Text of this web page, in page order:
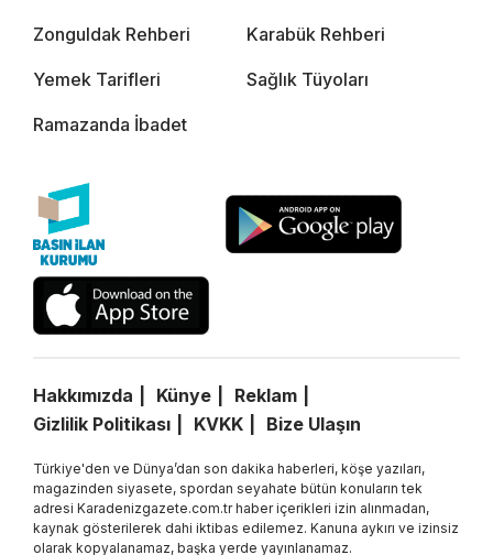
Zonguldak Rehberi Karabük Rehberi
Yemek Tarifleri Sağlık Tüyoları
Ramazanda İbadet
Hakkımızda Künye
Reklam
Gizlilik Politikası
KVKK Bize Ulaşın
Türkiye'den ve Dünya’dan son dakika haberleri, köşe yazıları,
magazinden siyasete, spordan seyahate bütün konuların tek
adresi Karadenizgazete.com.tr haber içerikleri izin alınmadan,
kaynak gösterilerek dahi iktibas edilemez. Kanuna aykırı ve izinsiz
olarak kopyalanamaz, başka yerde yayınlanamaz.